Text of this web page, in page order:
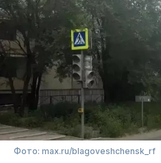
Фото: max.ru/blagoveshchensk_rf